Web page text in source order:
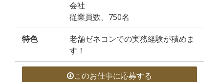
会社
従業員数、750名
特色
老舗ゼネコンでの実務経験が積めま
す！
このお仕事に応募する